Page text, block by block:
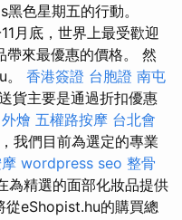
色星期五的行動。
月底，世界上最受歡迎
帶來最優惠的價格。 然
香港簽證 台胞證 南屯
貨主要是通過折扣優惠
燴 五權路按摩 台北會
我們目前為選定的專業
wordpress seo 整骨
為精選的面部化妝品提供
從eShopist.hu的購買總